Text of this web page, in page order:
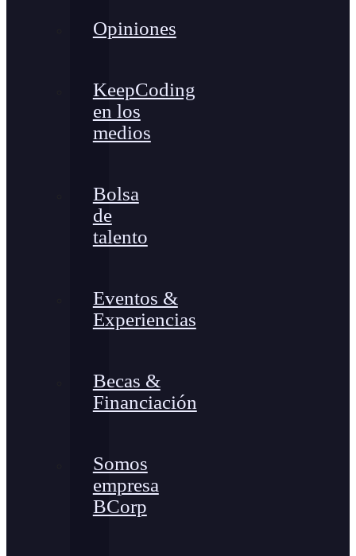
Opiniones
KeepCoding
en los
medios
Bolsa
de
talento
Eventos &
Experiencias
Becas &
Financiación
Somos
empresa
BCorp